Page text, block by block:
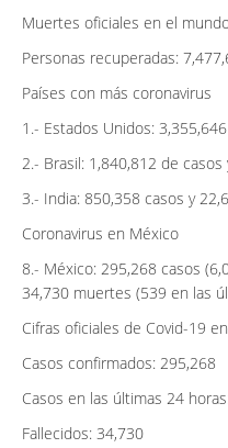
Muertes oficiales en el
Personas recuperadas:
Países con más coronavirus
1.- Estados Unidos:
2.- Brasil: 1,840,812 de
3.- India: 850,358 casos y
Coronavirus en México
8.- México: 295,268 casos
34,730 muertes (539 en las
Cifras oficiales de Covid-19
Casos confirmados: 295,268
Casos en las últimas 24
Fallecidos: 34,730